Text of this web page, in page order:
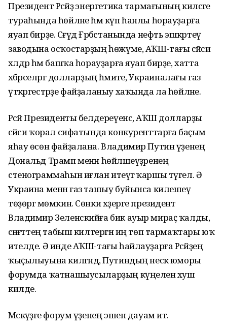
Президент Рәсәйҙә энергетика тармағының киләсәге
тураһында һөйләне һәм күп һанлы һорауҙарға
яуап бирҙе. Сәғүд Ғәрәбстанында нефть эшкәртеү
заводына осҡостарҙың һөжүме, АҠШ-тағы сәйәси
хәлдәр һәм башҡа һорауҙарға яуап бирҙе, хатта
хәбәрселәргә долларҙың әһәмиәте, Украиналағы газ
үткәргестәрҙе файҙаланыу хаҡында ла һөйләне.
Рәсәй Президенты белдереүенсә, АҠШ долларҙы
сәйәси ҡорал сифатында конкуренттарға баҫым
яһау өсөн файҙалана. Владимир Путин үҙенең
Дональд Трамп менән һөйләшеүҙәренең
стенограммаһын иғлан итеүгә ҡаршы түгел. Ә
Украина менән газ ташыу буйынса килешеү
төҙөргә мөмкин. Сөнки хәҙерге президент
Владимир Зеленскийға бик ауыр мираҫ ҡалды,
сәнәғәттең табыш килтергән иң төп тармаҡтары юҡ
ителде. Ә инде АҠШ-тағы һайлауҙарға Рәсәйҙең
ҡыҫылыуына килгәндә, Путиндың нескә юморы
форумда ҡатнашыусыларҙың күңеленә хуш
килде.
Мәскәүҙәге форум үҙенең эшен дауам итә.